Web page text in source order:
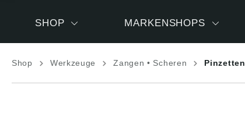
SHOP MARKENSHOPS
Shop Werkzeuge Zangen • Scheren Pinzetten